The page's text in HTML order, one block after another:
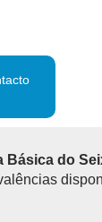
Básica do